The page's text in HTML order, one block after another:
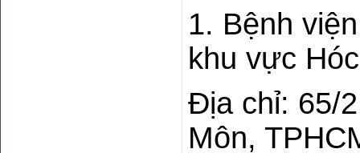
1. Bệnh
khu vực
Địa chỉ: 65/
Môn,